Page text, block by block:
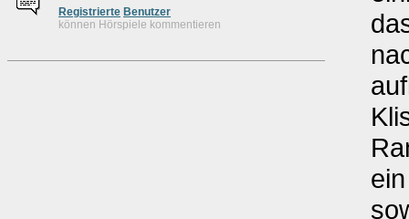
Registrierte Benutzer
können Hörspiele kommentieren